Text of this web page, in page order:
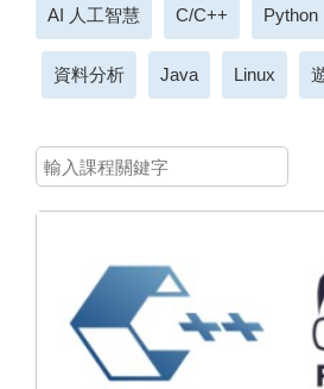
AI 人工智慧 C/C++ Python
資料分析 Java Linux